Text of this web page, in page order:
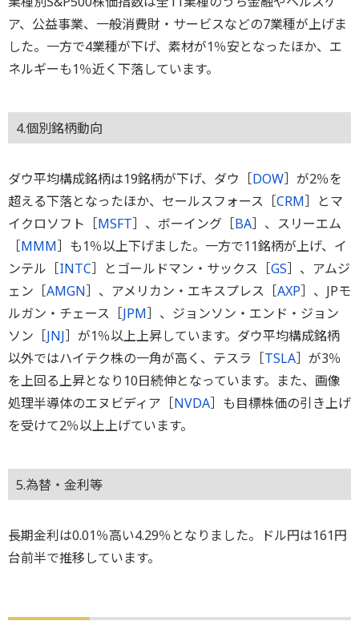
ア、公益事業、一般消費財・サービスなどの7業種が上げま
した。一方で4業種が下げ、素材が1％安となったほか、エ
ネルギーも1％近く下落しています。
4.個別銘柄動向
ダウ平均構成銘柄は19銘柄が下げ、ダウ［DOW］が2％を
超える下落となったほか、セールスフォース［CRM］とマ
イクロソフト［MSFT］、ボーイング［BA］、スリーエム
［MMM］も1％以上下げました。一方で11銘柄が上げ、イ
ンテル［INTC］とゴールドマン・サックス［GS］、アムジ
ェン［AMGN］、アメリカン・エキスプレス［AXP］、JPモ
ルガン・チェース［JPM］、ジョンソン・エンド・ジョン
ソン［JNJ］が1％以上上昇しています。ダウ平均構成銘柄
以外ではハイテク株の一角が高く、テスラ［TSLA］が3％
を上回る上昇となり10日続伸となっています。また、画像
処理半導体のエヌビディア［NVDA］も目標株価の引き上げ
を受けて2％以上上げています。
5.為替・金利等
長期金利は0.01％高い4.29％となりました。ドル円は161円
台前半で推移しています。